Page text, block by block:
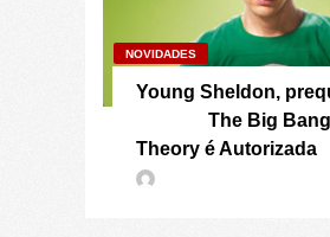
NOVIDADES
Young Sheldon,
The Big Bang
Theory é Autorizada